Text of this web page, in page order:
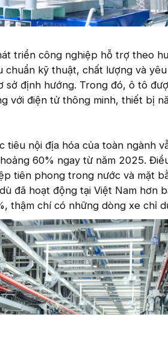
triển công nghiệp hỗ trợ theo
kỹ thuật, chất lượng và
sở định hướng. Trong đó, ô tô
với điện tử thông minh, thiết bị
tiêu nội địa hóa của toàn ngành
60% ngay từ năm 2025.
tiên phong trong nước và mặt
đã hoạt động tại Việt Nam hơn
thậm chí có những dòng xe chỉ